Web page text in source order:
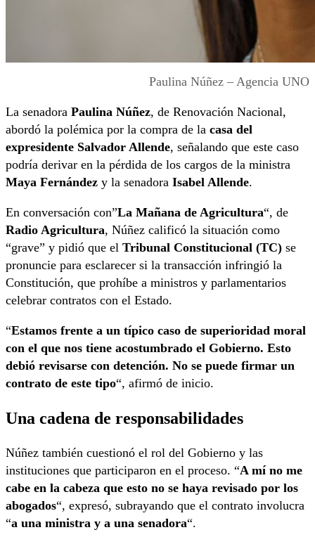
Paulina Núñez – Agencia UNO
La senadora Paulina Núñez, de Renovación Nacional,
abordó la polémica por la compra de la casa del
expresidente Salvador Allende, señalando que este caso
podría derivar en la pérdida de los cargos de la ministra
Maya Fernández y la senadora Isabel Allende.
En conversación con”La Mañana de Agricultura“, de
Radio Agricultura, Núñez calificó la situación como
“grave” y pidió que el Tribunal Constitucional (TC) se
pronuncie para esclarecer si la transacción infringió la
Constitución, que prohíbe a ministros y parlamentarios
celebrar contratos con el Estado.
“Estamos frente a un típico caso de superioridad moral
con el que nos tiene acostumbrado el Gobierno. Esto
debió revisarse con detención. No se puede firmar un
contrato de este tipo“, afirmó de inicio.
Una cadena de responsabilidades
Núñez también cuestionó el rol del Gobierno y las
instituciones que participaron en el proceso. “A mí no me
cabe en la cabeza que esto no se haya revisado por los
abogados“, expresó, subrayando que el contrato involucra
“a una ministra y a una senadora“.